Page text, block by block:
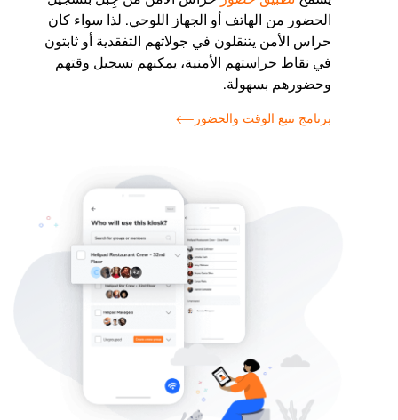
الحضور من الهاتف أو الجهاز اللوحي. لذا سواء كان
حراس الأمن يتنقلون في جولاتهم التفقدية أو ثابتون
في نقاط حراستهم الأمنية، يمكنهم تسجيل وقتهم
وحضورهم بسهولة.
برنامج تتبع الوقت والحضور